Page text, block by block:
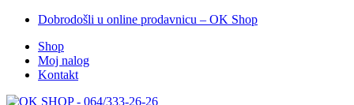
Dobrodošli u online prodavnicu – OK Shop
Shop
Moj nalog
Kontakt